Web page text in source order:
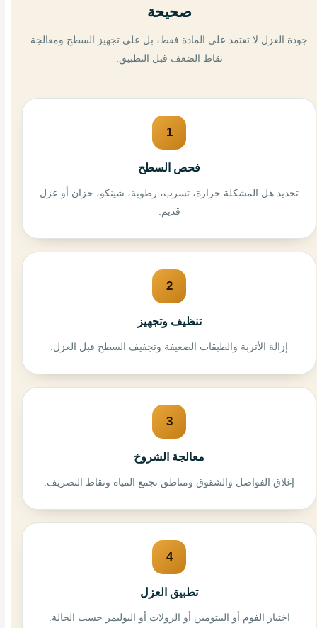
صحيحة
جودة العزل لا تعتمد على المادة فقط، بل على تجهيز السطح ومعالجة
نقاط الضعف قبل التطبيق.
1
فحص السطح
تحديد هل المشكلة حرارة، تسرب، رطوبة، شينكو، خزان أو عزل
قديم.
2
تنظيف وتجهيز
إزالة الأتربة والطبقات الضعيفة وتجفيف السطح قبل العزل.
3
معالجة الشروخ
إغلاق الفواصل والشقوق ومناطق تجمع المياه ونقاط التصريف.
4
تطبيق العزل
اختيار الفوم أو البيتومين أو الرولات أو البوليمر حسب الحالة.